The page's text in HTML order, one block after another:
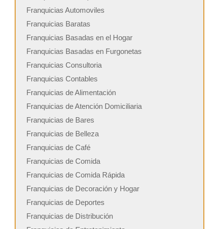
Franquicias Automoviles
Franquicias Baratas
Franquicias Basadas en el Hogar
Franquicias Basadas en Furgonetas
Franquicias Consultoria
Franquicias Contables
Franquicias de Alimentación
Franquicias de Atención Domiciliaria
Franquicias de Bares
Franquicias de Belleza
Franquicias de Café
Franquicias de Comida
Franquicias de Comida Rápida
Franquicias de Decoración y Hogar
Franquicias de Deportes
Franquicias de Distribución